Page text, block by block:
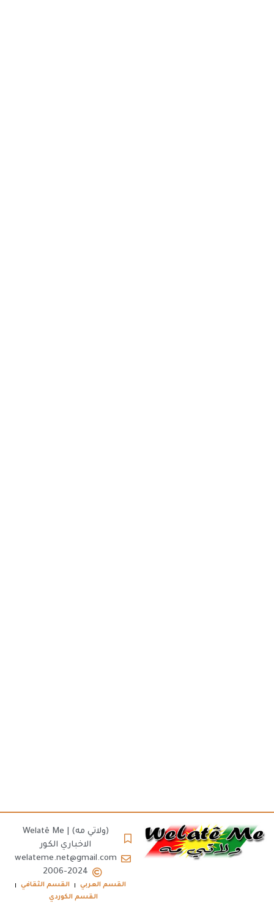
(ولاتي مه) | Welatê Me
الاخباري الكور
welateme.net@gmail.com
2006-2024
القسم العربي
القسم الثقافي
القسم الكوردي